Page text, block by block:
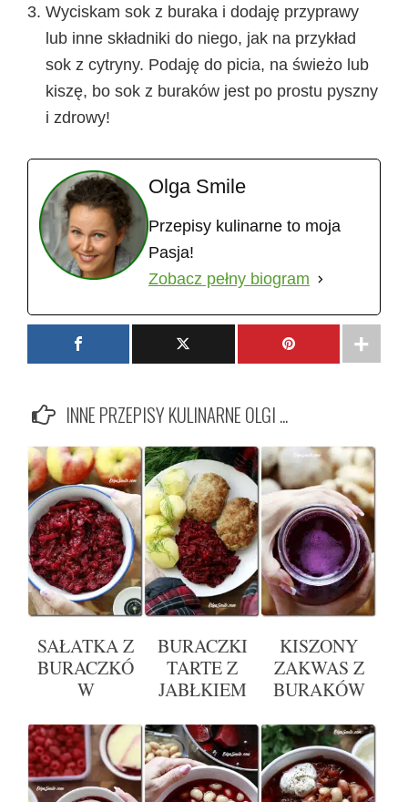
Wyciskam sok z buraka i dodaję przyprawy
lub inne składniki do niego, jak na przykład
sok z cytryny. Podaję do picia, na świeżo lub
kiszę, bo sok z buraków jest po prostu pyszny
i zdrowy!
Olga Smile
Przepisy kulinarne to moja
Pasja!
Zobacz pełny biogram
INNE PRZEPISY KULINARNE OLGI ...
SAŁATKA Z
BURACZKÓ
W
BURACZKI
TARTE Z
JABŁKIEM
KISZONY
ZAKWAS Z
BURAKÓW